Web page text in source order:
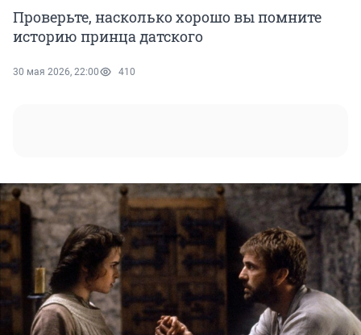
Проверьте, насколько хорошо вы помните
историю принца датского
30 мая 2026, 22:00 410